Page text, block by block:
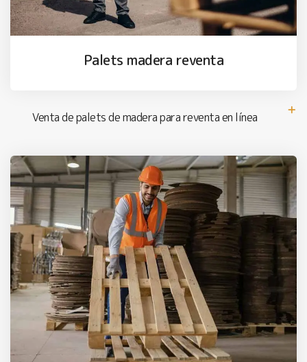
Palets madera reventa
Venta de palets de madera para reventa en línea